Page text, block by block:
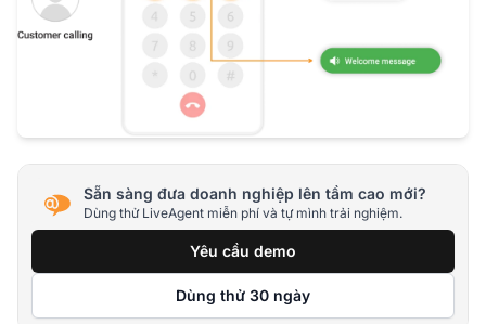
Sẵn sàng đưa doanh nghiệp lên tầm cao mới?
Dùng thử LiveAgent miễn phí và tự mình trải nghiệm.
Yêu cầu demo
Dùng thử 30 ngày